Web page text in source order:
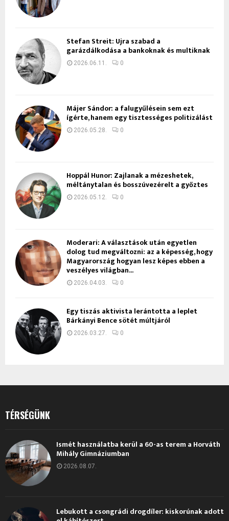
Stefan Streit: Újra szabad a
garázdálkodása a bankoknak és multiknak
2026.06.11. 0
Májer Sándor: a falugyűlésein sem ezt
ígérte, hanem egy tisztességes politizálást
2026.05.28. 0
Hoppál Hunor: Zajlanak a mézeshetek,
méltánytalan és bosszúvezérelt a győztes
2026.05.12. 0
Moderari: A választások után egyetlen
dolog tud megváltozni: az a képesség, hogy
Magyarország hogyan lesz képes ebben a
veszélyes világban...
2026.04.03. 0
Egy tiszás aktivista lerántotta a leplet
Bárkányi Bence sötét múltjáról
2026.03.27. 0
TÉRSÉGÜNK
Ismét használatba kerül a 60-as terem a Horváth
Mihály Gimnáziumban
2026.08.07.
Lebukott a csongrádi drogdíler: kiskorúnak adott